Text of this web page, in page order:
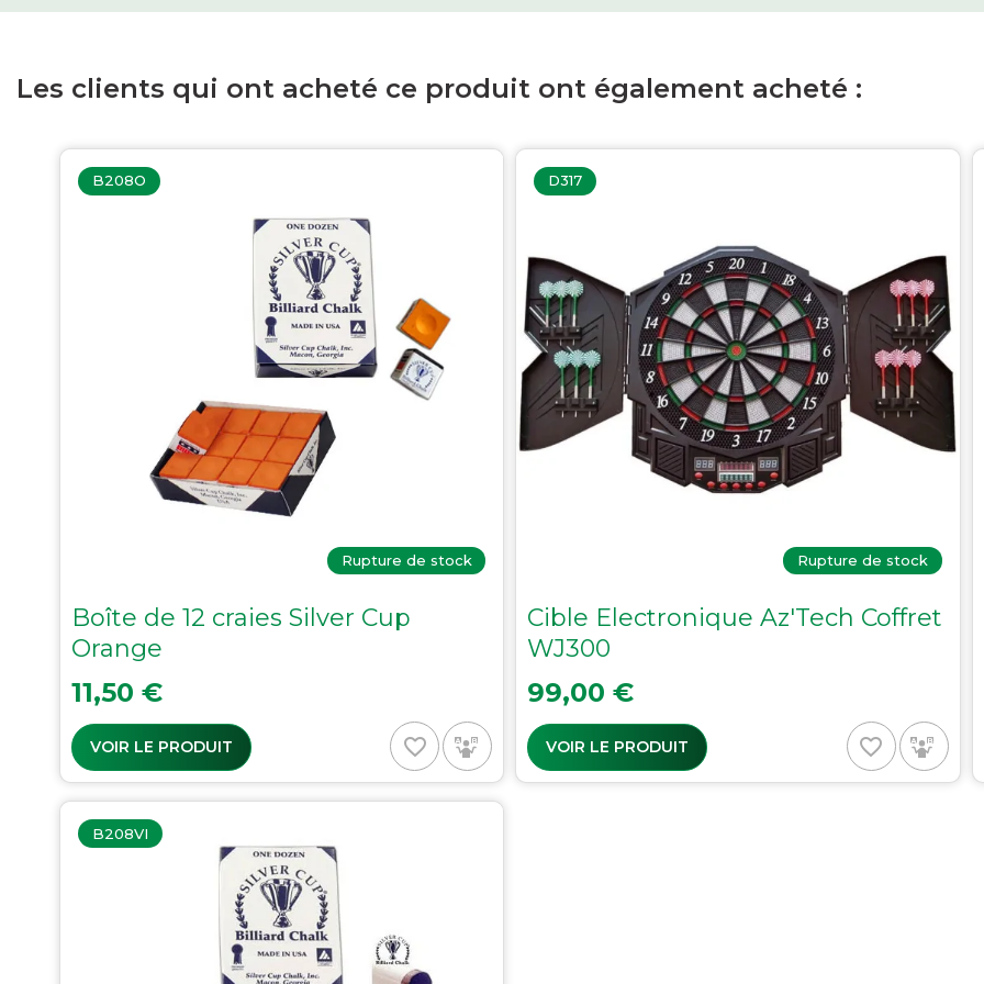
Les clients qui ont acheté ce produit ont également acheté :
B208O
Rupture de stock
Boîte de 12 craies Silver Cup
Orange
Prix
11,50 €
VOIR LE PRODUIT favorite_border
D317
Rupture de stock
Cible Electronique Az'Tech Coffret
WJ300
Prix
99,00 €
VOIR LE PRODUIT favorite_border
B208VI